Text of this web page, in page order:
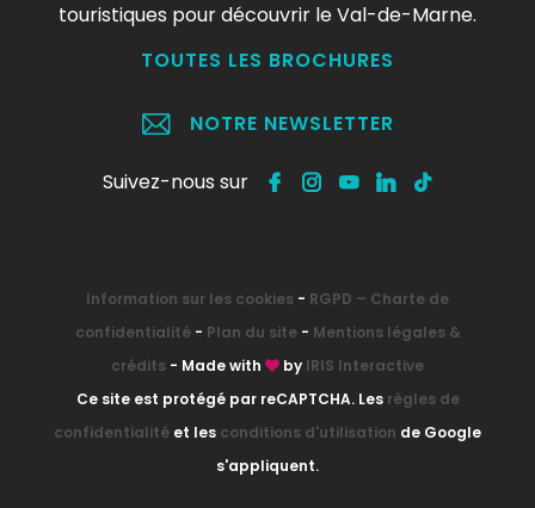
touristiques pour découvrir le Val-de-Marne.
TOUTES LES BROCHURES
NOTRE NEWSLETTER
Suivez-nous sur
Information sur les cookies - RGPD – Charte de
confidentialité- Plan du site- Mentions légales &
crédits - Made with by IRIS Interactive
Ce site est protégé par reCAPTCHA. Les règles de
confidentialité et les conditions d'utilisation de Google
s'appliquent.